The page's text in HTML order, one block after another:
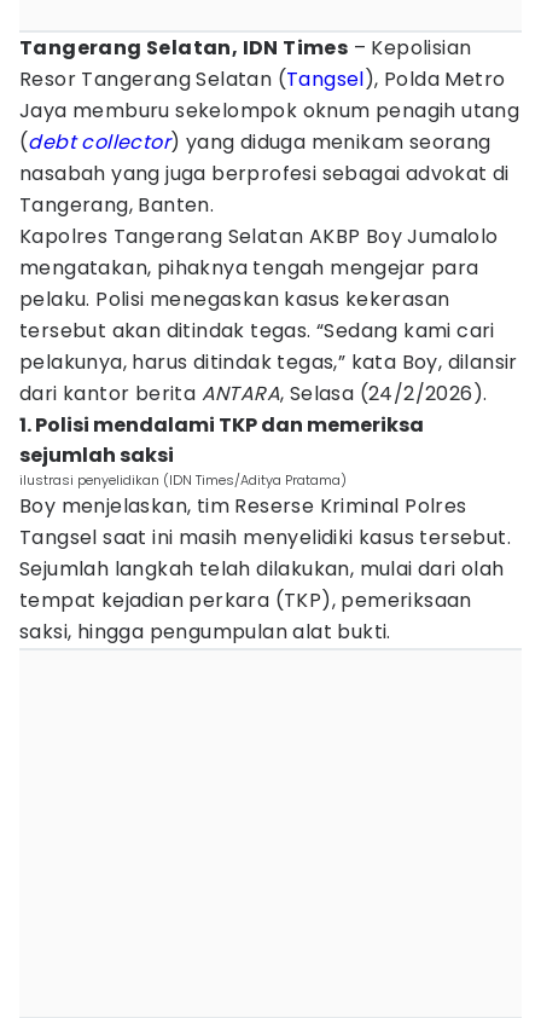
Tangerang Selatan, IDN Times – Kepolisian
Resor Tangerang Selatan (Tangsel), Polda Metro
Jaya memburu sekelompok oknum penagih utang
(debt collector) yang diduga menikam seorang
nasabah yang juga berprofesi sebagai advokat di
Tangerang, Banten.
Kapolres Tangerang Selatan AKBP Boy Jumalolo
mengatakan, pihaknya tengah mengejar para
pelaku. Polisi menegaskan kasus kekerasan
tersebut akan ditindak tegas. “Sedang kami cari
pelakunya, harus ditindak tegas,” kata Boy, dilansir
dari kantor berita ANTARA, Selasa (24/2/2026).
1. Polisi mendalami TKP dan memeriksa
sejumlah saksi
ilustrasi penyelidikan (IDN Times/Aditya Pratama)
Boy menjelaskan, tim Reserse Kriminal Polres
Tangsel saat ini masih menyelidiki kasus tersebut.
Sejumlah langkah telah dilakukan, mulai dari olah
tempat kejadian perkara (TKP), pemeriksaan
saksi, hingga pengumpulan alat bukti.